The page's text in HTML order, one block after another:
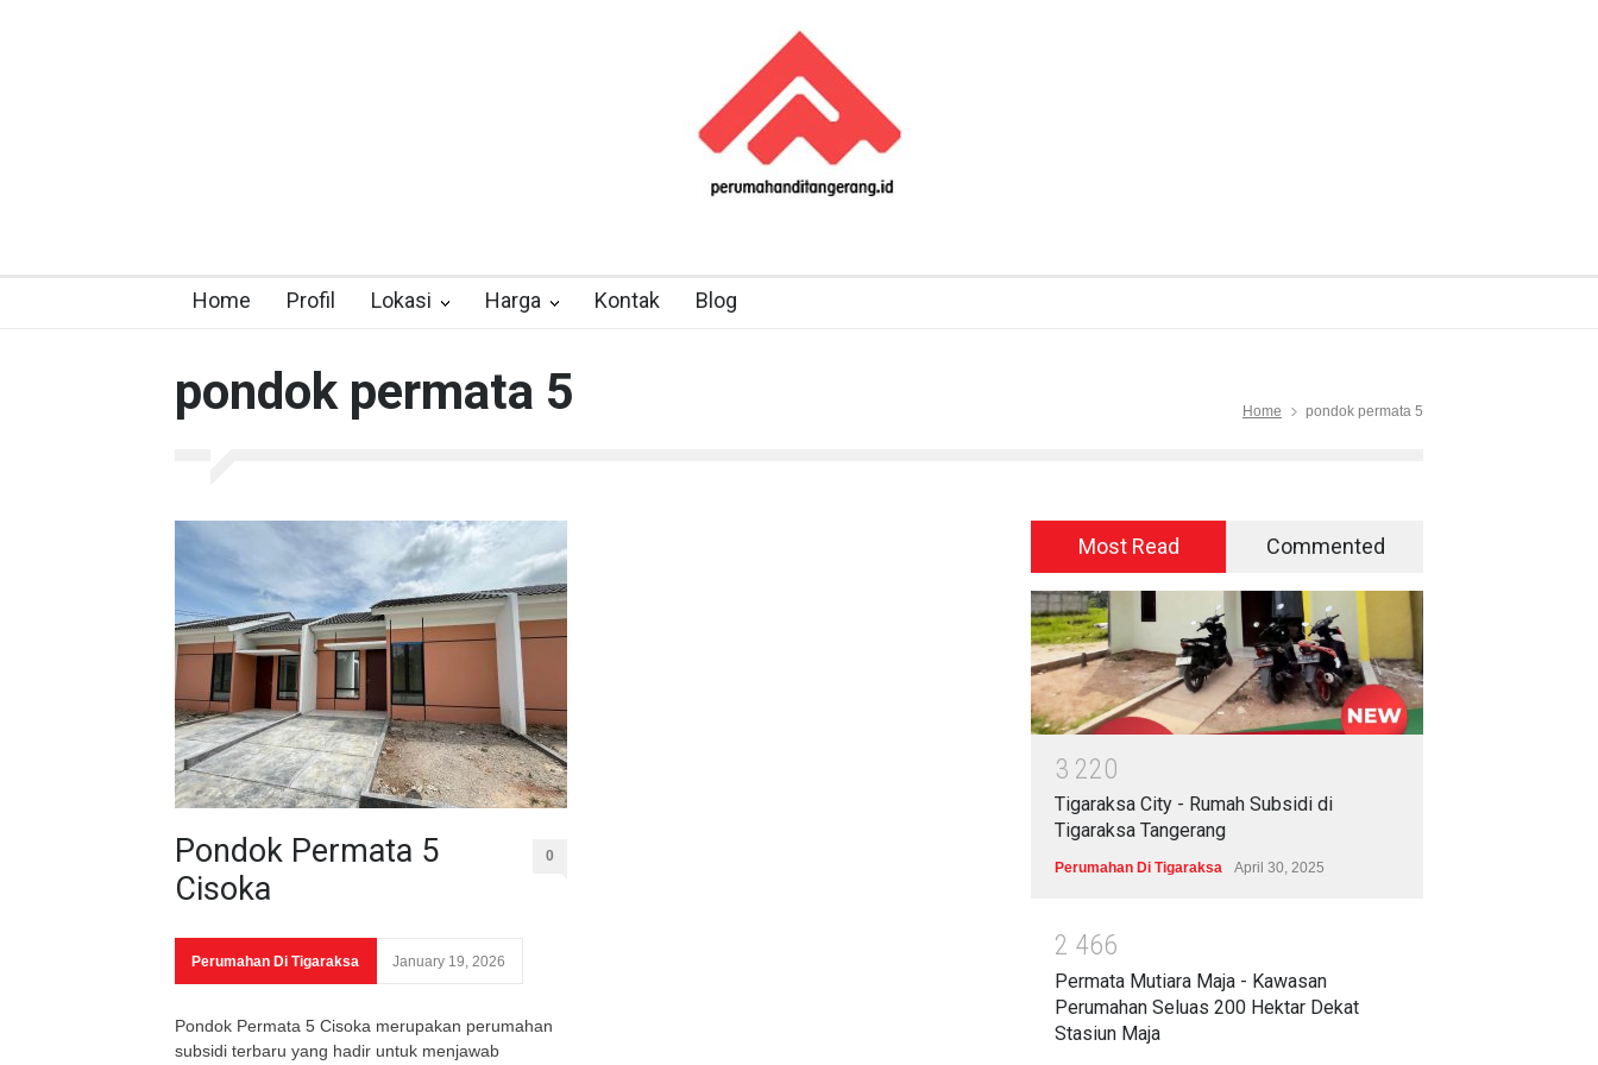
Home Profil Lokasi Harga Kontak Blog
pondok permata 5 Home pondok permata 5
Pondok Permata 5
Cisoka
0
Perumahan Di Tigaraksa January 19, 2026
Pondok Permata 5 Cisoka merupakan perumahan
subsidi terbaru yang hadir untuk menjawab
Most Read Commented
3 220
Tigaraksa City - Rumah Subsidi di
Tigaraksa Tangerang
Perumahan Di Tigaraksa April 30, 2025
2 466
Permata Mutiara Maja - Kawasan
Perumahan Seluas 200 Hektar Dekat
Stasiun Maja